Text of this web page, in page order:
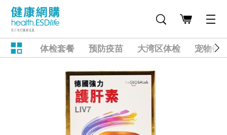
体检套餐 预防疫苗 大湾区体检 宠物健